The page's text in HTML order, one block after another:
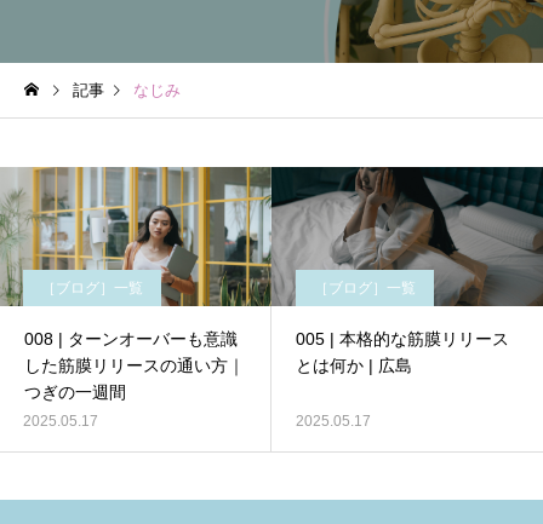
記事 なじみ
［ブログ］一覧
008 | ターンオーバーも意識
した筋膜リリースの通い方｜
つぎの一週間
2025.05.17
［ブログ］一覧
005 | 本格的な筋膜リリース
とは何か | 広島
2025.05.17